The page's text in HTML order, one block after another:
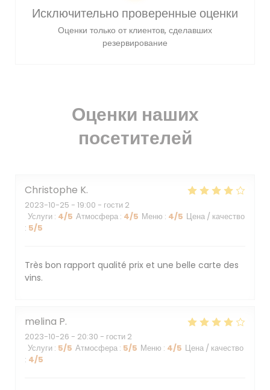
Оценки наших
посетителей
Christophe K
2023-10-25 - 19:00 - гости 2
Услуги : 4/5 Атмосфера : 4/5 Меню : 4/5 Цена / качество
: 5/5
Très bon rapport qualité prix et une belle carte des
vins.
melina P
2023-10-26 - 20:30 - гости 2
Услуги : 5/5 Атмосфера : 5/5 Меню : 4/5 Цена / качество
: 4/5
Исключительно проверенные оценки
Оценки только от клиентов, сделавших
резервирование